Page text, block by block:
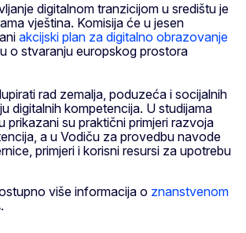
digitalnom tranzicijom u središtu je
vještina. Komisija će u jesen
akcijski plan za digitalno obrazovanje
o stvaranju europskog prostora
rad zemalja, poduzeća i socijalnih
digitalnih kompetencija. U studijama
prikazani su praktični primjeri razvoja
a u Vodiču za provedbu navode
primjeri i korisni resursi za upotrebu
više informacija o znanstvenom
.